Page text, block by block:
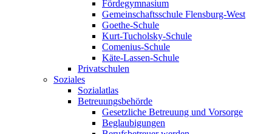
Fördegymnasium
Gemeinschaftsschule Flensburg-West
Goethe-Schule
Kurt-Tucholsky-Schule
Comenius-Schule
Käte-Lassen-Schule
Privatschulen
Soziales
Sozialatlas
Betreuungsbehörde
Gesetzliche Betreuung und Vorsorge
Beglaubigungen